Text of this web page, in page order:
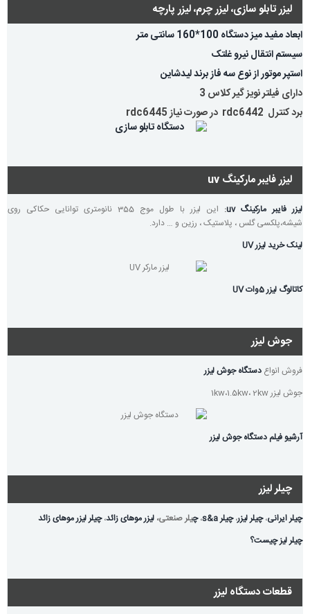
لیزر تابلو سازی، لیزر چرم، لیزر پارچه
ابعاد مفید میز دستگاه 100*160 سانتی متر
سیستم انتقال نیرو غلتک
استپر موتور از نوع سه فاز برند لیدشاین
دارای فیلتر نویز گیر کلاس 3
برد کنترل rdc6442 در صورت نیاز rdc6445
لیزر فایبر مارکینگ uv
لیزر فایبر مارکینگ uv :
این لیزر با طول موج 355 نانومتری توانایی حکاکی روی
شیشه،پلکسی گلس ، پلاستیک ، رزین و … دارد.
لینک خرید لیزر UV
کاتالوگ لیزر 5وات UV
جوش لیزر
فروش انواع دستگاه جوش لیزر
جوش لیزر 1kw،1.5kw، 2kw
آرشیو فیلم دستگاه جوش لیزر
چیلر لیزر
چیلر ایرانی،چیلر لیزر،چیلر s&a ،چیلر صنعتی، لیزر موهای زائد،چیلر لیزر موهای زائد
چیلر لیز چیست؟
قطعات دستگاه لیزر